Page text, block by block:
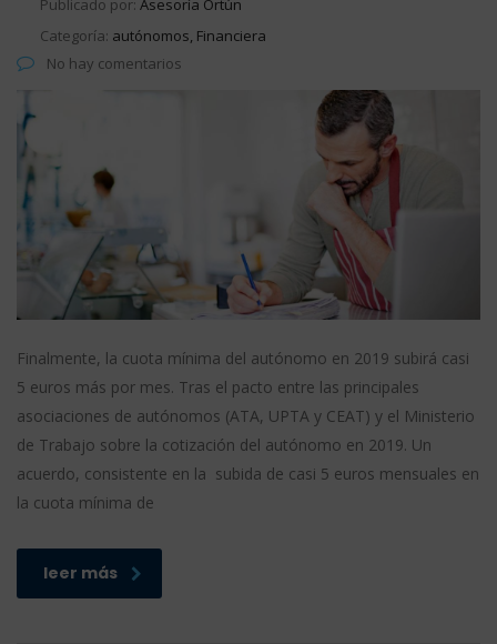
Publicado por: Asesoría Ortún
Categoría: autónomos, Financiera
No hay comentarios
Finalmente, la cuota mínima del autónomo en 2019 subirá casi
5 euros más por mes. Tras el pacto entre las principales
asociaciones de autónomos (ATA, UPTA y CEAT) y el Ministerio
de Trabajo sobre la cotización del autónomo en 2019. Un
acuerdo, consistente en la subida de casi 5 euros mensuales en
la cuota mínima de
leer más